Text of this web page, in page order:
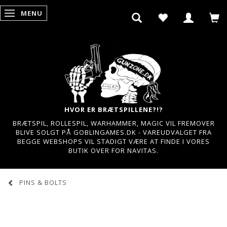
SKIFTE NAVIGATION
MENU
HVOR ER BRÆTSPILLENE?!?
BRÆTSPIL, ROLLESPIL, WARHAMMER, MAGIC VIL FREMOVER
BLIVE SOLGT PÅ GOBLINGAMES.DK - VAREUDVALGET FRA
BEGGE WEBSHOPS VIL STADIGT VÆRE AT FINDE I VORES
BUTIK OVER FOR NAVITAS.
PINS & BOLTS